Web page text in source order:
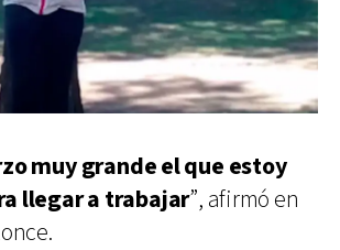
muy grande el que estoy
llegar a trabajar”, afirmó en